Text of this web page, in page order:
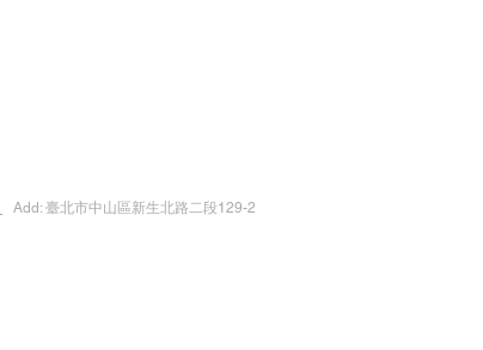
​ Add: 臺北市中山區新生北路二段129-2